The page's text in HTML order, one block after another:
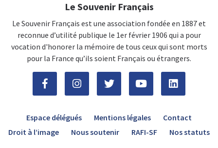
Le Souvenir Français
Le Souvenir Français est une association fondée en 1887 et
reconnue d’utilité publique le 1er février 1906 qui a pour
vocation d'honorer la mémoire de tous ceux qui sont morts
pour la France qu’ils soient Français ou étrangers.
Espace délégués Mentions légales
Contact
Droit à l’image
Nous soutenir RAFI-SF Nos statuts